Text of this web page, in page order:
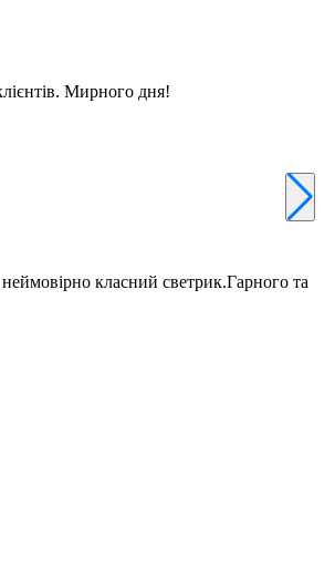
Мирного дня!
класний светрик.Гарного та